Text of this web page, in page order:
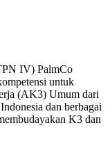
IV) PalmCo
untuk
(AK3) Umum dari
dan berbagai
K3 dan